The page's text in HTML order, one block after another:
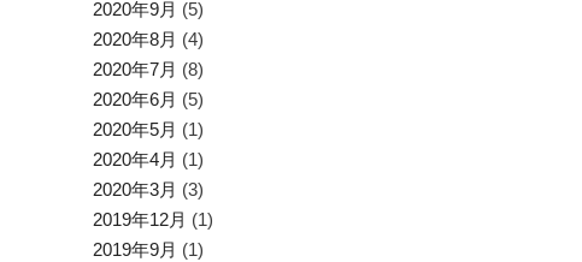
2020年9月 (5)
2020年8月 (4)
2020年7月 (8)
2020年6月 (5)
2020年5月 (1)
2020年4月 (1)
2020年3月 (3)
2019年12月 (1)
2019年9月 (1)